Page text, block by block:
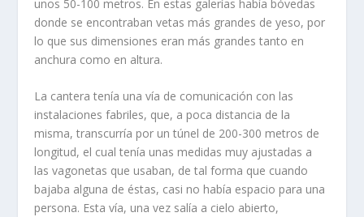
unos 50-100 metros. En estas galerías había bóvedas
donde se encontraban vetas más grandes de yeso, por
lo que sus dimensiones eran más grandes tanto en
anchura como en altura.
La cantera tenía una vía de comunicación con las
instalaciones fabriles, que, a poca distancia de la
misma, transcurría por un túnel de 200-300 metros de
longitud, el cual tenía unas medidas muy ajustadas a
las vagonetas que usaban, de tal forma que cuando
bajaba alguna de éstas, casi no había espacio para una
persona. Esta vía, una vez salía a cielo abierto,